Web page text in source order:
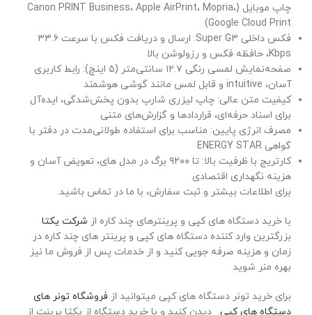
چاپ موبایل (Canon PRINT Business، Apple AirPrint، Mopria،
Google Cloud Print)
فکس داخلی Super G3: ارسال و دریافت فکس با سرعت ۳۳.۶
Kbps، حافظه فکس و رزولوشن بالا
صفحه‌نمایش لمسی رنگی ۱۲.۷ سانتی‌متر (۵ اینچ): رابط کاربری
آسان، intuitive و قابل لمس مانند گوشی هوشمند
کیفیت متن عالی: چاپ لیزری شارپ بدون پخش‌شدگی، ایده‌آل
برای اسناد حرفه‌ای، قراردادها و گزارش‌های متنی
مصرف انرژی پایین: مناسب برای استفاده طولانی‌مدت در دفتر با
گواهی ENERGY STAR
کارتریج با ظرفیت بالا: تا ۹۲۰۰ برگ در مدل های، تعویض آسان و
هزینه نگهداری اقتصادی
برای اطلاعات بیشتر و ثبت سفارش، با ما در تماس باشید.
با خرید دستگاه های کپی و پرینترهای چند کاره از شرکت یکتا
بزرگترین وارد کننده دستگاه های کپی و پرینتر های چند کاره در
زمان و هزینه صرفه جویی کنید و از خدمات پس از فروش ما نیز
بهره منر شوید
برای خرید تونر دستگاه های کپی میتوانید از فروشگاه تونر های
دستگاه های کپی
دیدن کنید و با خرید دستگاه از یکتا پرینت از